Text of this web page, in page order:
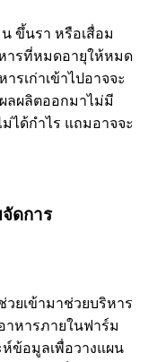
ขึ้นรา หรือเสื่อม
ารที่หมดอายุให้หมด
รเก่าเข้าไปอาจจะ
ลผลิตออกมาไม่มี
ด้กำไร แถมอาจจะ
ดการ
วยเข้ามาช่วยบริหาร
าหารภายในฟาร์ม
ห์ข้อมูลเพื่อวางแผน